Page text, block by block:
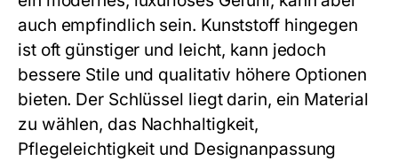
auch empfindlich sein. Kunststoff hingegen
ist oft günstiger und leicht, kann jedoch
bessere Stile und qualitativ höhere Optionen
bieten. Der Schlüssel liegt darin, ein Material
zu wählen, das Nachhaltigkeit,
Pflegeleichtigkeit und Designanpassung